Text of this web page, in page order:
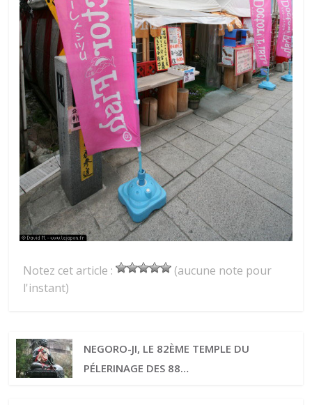
Notez cet article :
(aucune note pour
l'instant)
NEGORO-JI, LE 82ÈME TEMPLE DU
PÉLERINAGE DES 88…